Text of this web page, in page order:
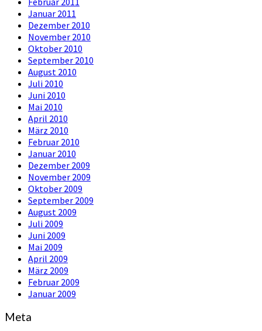
Januar 2011
Dezember 2010
November 2010
Oktober 2010
September 2010
August 2010
Juli 2010
Juni 2010
Mai 2010
April 2010
März 2010
Februar 2010
Januar 2010
Dezember 2009
November 2009
Oktober 2009
September 2009
August 2009
Juli 2009
Juni 2009
Mai 2009
April 2009
März 2009
Februar 2009
Januar 2009
Meta